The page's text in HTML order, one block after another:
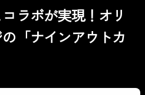
ラボが実現！オリ
「ナインアウトカ